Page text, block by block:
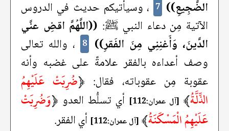
الضَّجِيعِ)) 7 ، وسيأتيكم حديث في الدروس
الآتية مِن دعاء النبي ﷺ: ((اللَّهُمَّ اقضِ عنَّي
الدَّينَ، وَأَغنِنِي مِنَ الفَقرِ)) 8 ، والله تعالى
وصف أعداءه بالفقر علامةً على غضبه وأنه
عقوبة مِن عقوباته، فقال: ﴿ضُرِبَتْ عَلَيْهِمُ
الذِّلَّةُ﴾ [آل عمران:112] أي تسلُّط العدو ﴿وَضُرِبَتْ
عَلَيْهِمُ الْمَسْكَنَةُ﴾ [آل عمران:112] أي الفقر.